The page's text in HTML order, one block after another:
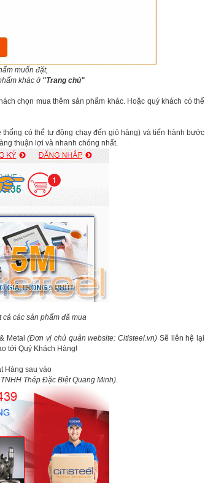
muốn đặt,
khác ở "Trang chủ"
chọn mua thêm sản phẩm khác. Hoặc quý khách có thể
thống có thể tự động chạy đến giỏ hàng) và tiến hành bước
thuận lợi và nhanh chóng nhất.
các sản phẩm đã mua
Metal(Đơn vị chủ quản website: Citisteel.vn) Sẽ liên hệ lại
tới Quý Khách Hàng!
Hàng sau vào
Thép Đặc Biệt Quang Minh).